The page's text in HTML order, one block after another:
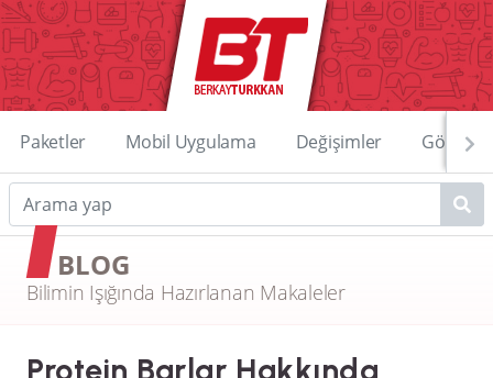
Paketler Mobil Uygulama Değişimler
BLOG
Bilimin Işığında Hazırlanan Makaleler
Protein Barlar Hakkında